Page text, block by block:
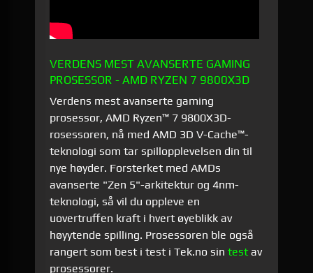
VERDENS MEST AVANSERTE GAMING
PROSESSOR - AMD RYZEN 7 9800X3D
Verdens mest avanserte gaming
prosessor, AMD Ryzen™ 7 9800X3D-
rosessoren, nå med AMD 3D V-Cache™-
teknologi som tar spillopplevelsen din til
nye høyder. Forsterket med AMDs
avanserte "Zen 5"-arkitektur og 4nm-
teknologi, så vil du oppleve en
uovertruffen kraft i hvert øyeblikk av
høyytende spilling. Prosessoren ble også
rangert som best i test i Tek.no sintest av
prosessorer.